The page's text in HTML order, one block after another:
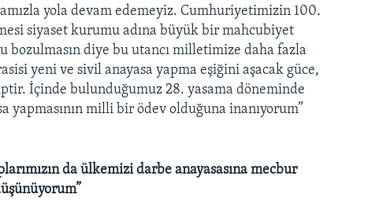
yola devam edemeyiz. Cumhuriyetimizin 100.
siyaset kurumu adına büyük bir mahcubiyet
bozulmasın diye bu utancı milletimize daha fazla
yeni ve sivil anayasa yapma eşiğini aşacak güce,
İçinde bulunduğumuz 28. yasama döneminde
yapmasının milli bir ödev olduğuna inanıyorum”
da ülkemizi darbe anayasasına mecbur